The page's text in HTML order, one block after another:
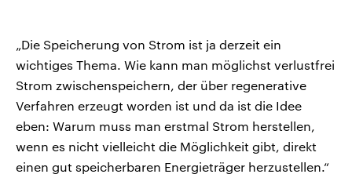
„Die Speicherung von Strom ist ja derzeit ein
wichtiges Thema. Wie kann man möglichst verlustfrei
Strom zwischenspeichern, der über regenerative
Verfahren erzeugt worden ist und da ist die Idee
eben: Warum muss man erstmal Strom herstellen,
wenn es nicht vielleicht die Möglichkeit gibt, direkt
einen gut speicherbaren Energieträger herzustellen.“